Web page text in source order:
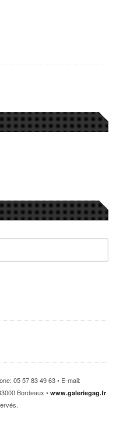
05 57 83 49 63 • E-mail:
Bordeaux •www.galeriegag.fr